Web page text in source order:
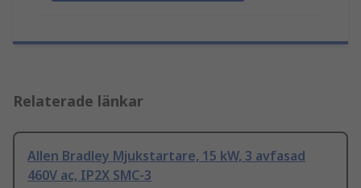
Relaterade länkar
Allen Bradley Mjukstartare, 15 kW, 3 avfasad
460V ac, IP2X SMC-3